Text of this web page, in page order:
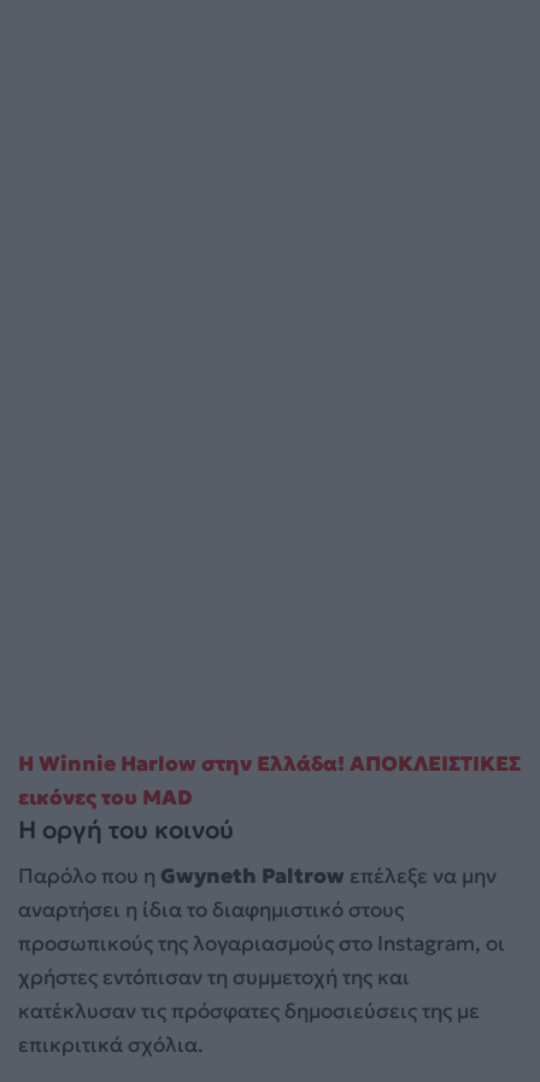
Η Winnie Harlow στην Ελλάδα! ΑΠΟΚΛΕΙΣΤΙΚΕΣ
εικόνες του MAD
Η οργή του κοινού
Παρόλο που η Gwyneth Paltrow επέλεξε να μην
αναρτήσει η ίδια το διαφημιστικό στους
προσωπικούς της λογαριασμούς στο Instagram, οι
χρήστες εντόπισαν τη συμμετοχή της και
κατέκλυσαν τις πρόσφατες δημοσιεύσεις της με
επικριτικά σχόλια.